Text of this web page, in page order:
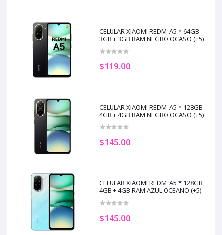
CELULAR XIAOMI REDMI A5 * 64GB
3GB + 3GB RAM NEGRO OCASO (+5)
$119.00
CELULAR XIAOMI REDMI A5 * 128GB
4GB + 4GB RAM NEGRO OCASO (+5)
$145.00
CELULAR XIAOMI REDMI A5 * 128GB
4GB + 4GB RAM AZUL OCEANO (+5)
$145.00